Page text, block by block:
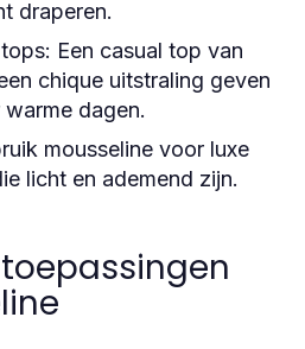
draperen.
Een casual top van
chique uitstraling geven
dagen.
mousseline voor luxe
licht en ademend zijn.